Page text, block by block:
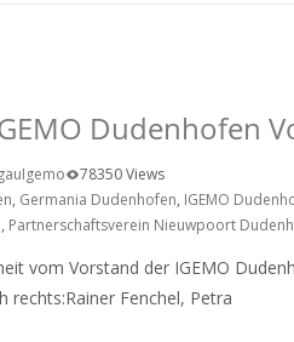
Dudenhofen
78350 Views
, Germania Dudenhofen, IGEMO
, Partnerschaftsverein Nieuwpoort
vom Vorstand der IGEMO
rechts:Rainer Fenchel, Petra